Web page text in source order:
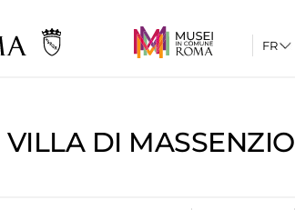
VILLA DI MASSENZIO